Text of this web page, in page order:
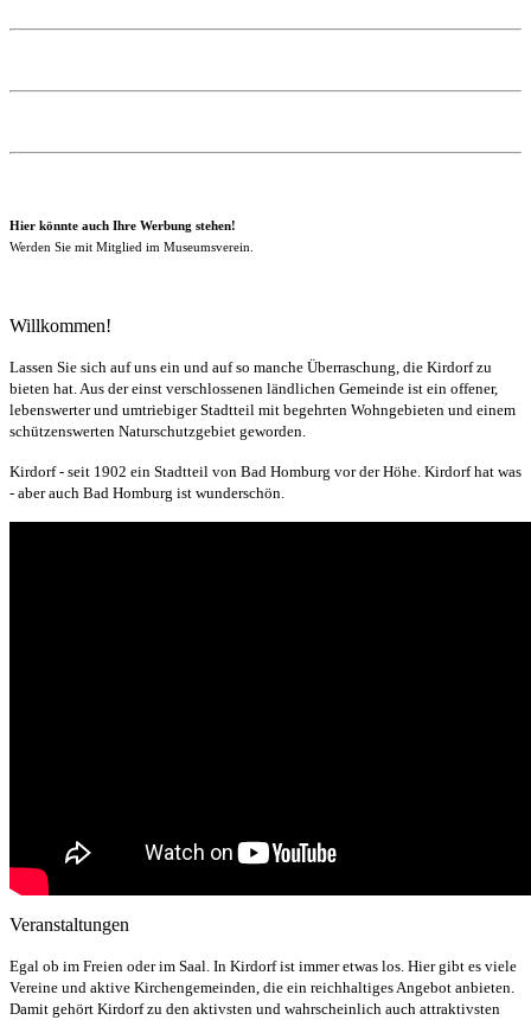
Hier könnte auch Ihre Werbung stehen!
Werden Sie mit Mitglied im Museumsverein.
Willkommen!
Lassen Sie sich auf uns ein und auf so manche Überraschung, die Kirdorf zu
bieten hat. Aus der einst verschlossenen ländlichen Gemeinde ist ein offener,
lebenswerter und umtriebiger Stadtteil mit begehrten Wohngebieten und einem
schützenswerten Naturschutzgebiet geworden.
Kirdorf - seit 1902 ein Stadtteil von Bad Homburg vor der Höhe. Kirdorf hat was
- aber auch Bad Homburg ist wunderschön.
Veranstaltungen
Egal ob im Freien oder im Saal. In Kirdorf ist immer etwas los. Hier gibt es viele
Vereine und aktive Kirchengemeinden, die ein reichhaltiges Angebot anbieten.
Damit gehört Kirdorf zu den aktivsten und wahrscheinlich auch attraktivsten